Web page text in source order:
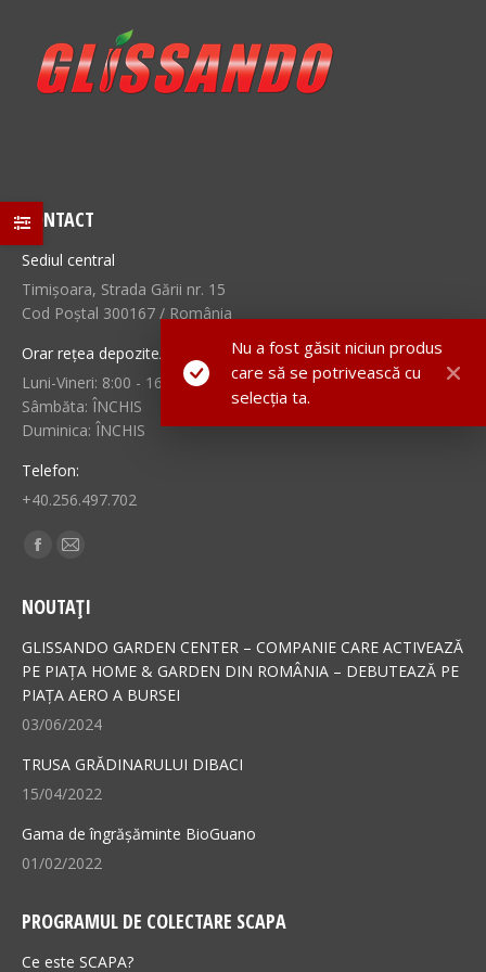
Nu a fost găsit niciun produs
care să se potrivească cu
selecția ta.
CONTACT
Sediul central
Timișoara, Strada Gării nr. 15
Cod Poștal 300167 / România
Orar rețea depozite/magazine:
Luni-Vineri: 8:00 - 16/17:00
Sâmbăta: ÎNCHIS
Duminica: ÎNCHIS
Telefon:
+40.256.497.702
Find us on:
Facebook
opens
in
new
window
Mail
opens
in
new
window
NOUTAȚI
GLISSANDO GARDEN CENTER – COMPANIE CARE ACTIVEAZĂ
PE PIAȚA HOME & GARDEN DIN ROMÂNIA – DEBUTEAZĂ PE
PIAȚA AERO A BURSEI
03/06/2024
TRUSA GRĂDINARULUI DIBACI
15/04/2022
Gama de îngrășăminte BioGuano
01/02/2022
PROGRAMUL DE COLECTARE SCAPA
Ce este SCAPA?